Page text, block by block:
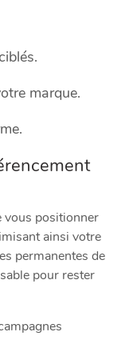
marque.
vous positionner
ainsi votre
permanentes de
pour rester